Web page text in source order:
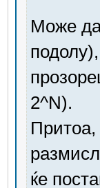
Може
2^N).
Притоа,
ќе